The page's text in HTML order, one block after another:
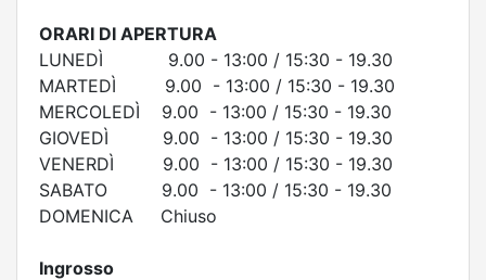
ORARI DI APERTURA
LUNEDÌ 9.00 - 13:00 / 15:30 - 19.30
MARTEDÌ 9.00 - 13:00 / 15:30 - 19.30
MERCOLEDÌ 9.00 - 13:00 / 15:30 - 19.30
GIOVEDÌ 9.00 - 13:00 / 15:30 - 19.30
VENERDÌ 9.00 - 13:00 / 15:30 - 19.30
SABATO 9.00 - 13:00 / 15:30 - 19.30
DOMENICA Chiuso
Ingrosso